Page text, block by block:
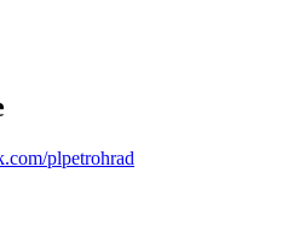
plpetrohrad